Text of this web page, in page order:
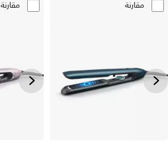
مقارنة مقارنة